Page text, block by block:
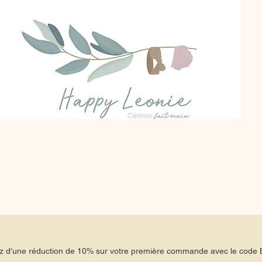
d'une réduction de 10% sur votre première commande avec le code